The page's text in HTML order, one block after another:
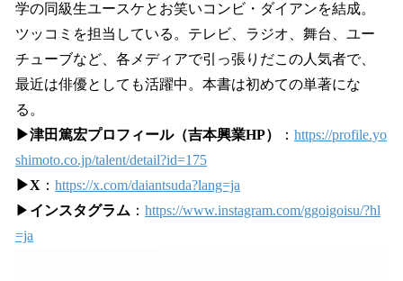
学の同級生ユースケとお笑いコンビ・ダイアンを結成。
ツッコミを担当している。テレビ、ラジオ、舞台、ユー
チューブなど、各メディアで引っ張りだこの人気者で、
最近は俳優としても活躍中。本書は初めての単著にな
る。
▶津田篤宏プロフィール（吉本興業HP）
： https://profile.yo
shimoto.co.jp/talent/detail?id=175
▶X ： https://x.com/daiantsuda?lang=ja
▶ インスタグラム ： https://www.instagram.com/ggoigoisu/?hl
=ja